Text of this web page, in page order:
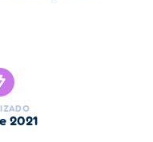
pistas em locais
irão ajudá-lo a
esse dinheiro
2021